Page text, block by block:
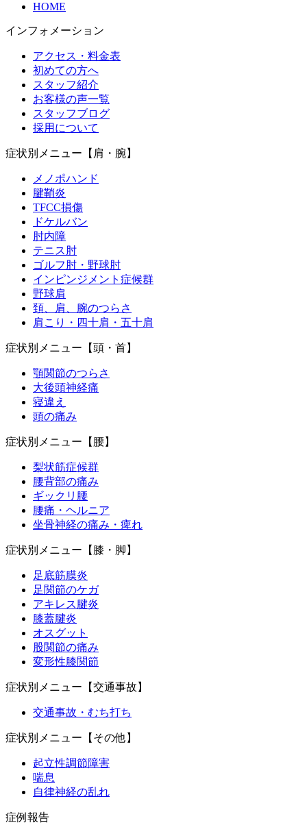
HOME
インフォメーション
アクセス・料金表
初めての方へ
スタッフ紹介
お客様の声一覧
スタッフブログ
採用について
症状別メニュー【肩・腕】
メノポハンド
腱鞘炎
TFCC損傷
ドケルバン
肘内障
テニス肘
ゴルフ肘・野球肘
インピンジメント症候群
野球肩
頚、肩、腕のつらさ
肩こり・四十肩・五十肩
症状別メニュー【頭・首】
顎関節のつらさ
大後頭神経痛
寝違え
頭の痛み
症状別メニュー【腰】
梨状筋症候群
腰背部の痛み
ギックリ腰
腰痛・ヘルニア
坐骨神経の痛み・痺れ
症状別メニュー【膝・脚】
足底筋膜炎
足関節のケガ
アキレス腱炎
膝蓋腱炎
オスグット
股関節の痛み
変形性膝関節
症状別メニュー【交通事故】
交通事故・むち打ち
症状別メニュー【その他】
起立性調節障害
喘息
自律神経の乱れ
症例報告